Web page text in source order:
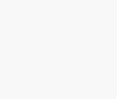
TAŞLARI VARDIR...